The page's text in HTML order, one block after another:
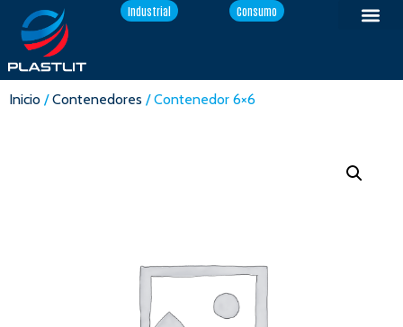
Industrial Consumo
Inicio /Contenedores / Contenedor 6×6